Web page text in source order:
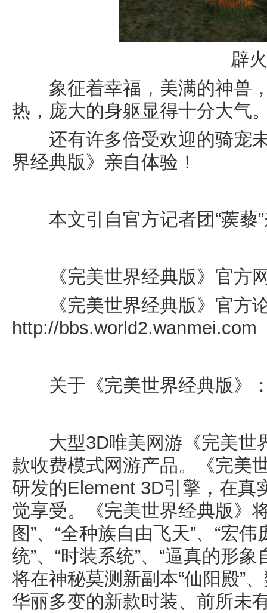
辟
象征着幸福，美满的神兽，
热，庞大的身躯显得十分大气
还有许多倍受欢迎的骑宠未
界经典版》亲自体验！
本文引自官方记者团“蒺藜”
《完美世界经典版》官方
《完美世界经典版》官方
http://bbs.world2.wanmei.com
关于《完美世界经典版》
大型3D唯美网游《完美世
款收费模式网游产品。《完美
研发的Element 3D引擎，在真
觉享受。《完美世界经典版》
图”、“全种族自由飞天”、“宏
统”、“时装系统”、“逼真的形
将在神秘莫测新副本“仙阳殿”
华丽多变的新款时装、前所未